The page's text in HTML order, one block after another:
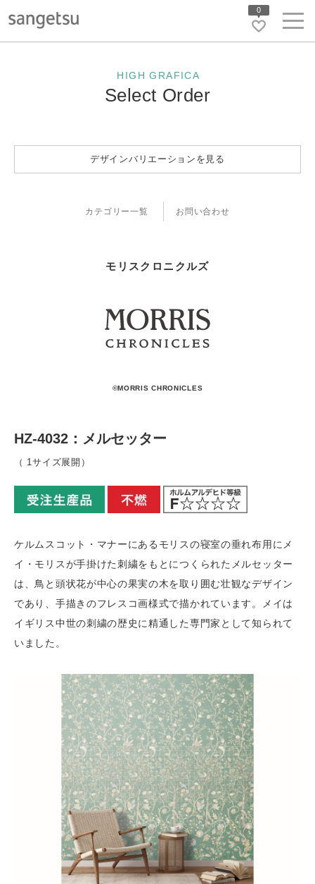
0
HIGH GRAFICA
Select Order
デザインバリエーションを見る
モリスクロニクルズ
©MORRIS CHRONICLES
カテゴリー一覧 お問い合わせ
HZ-4032：メルセッター
（ 1サイズ展開）
ケルムスコット・マナーにあるモリスの寝室の垂れ布用にメ
イ・モリスが手掛けた刺繍をもとにつくられたメルセッター
は、鳥と頭状花が中心の果実の木を取り囲む壮観なデザイン
であり、手描きのフレスコ画様式で描かれています。メイは
イギリス中世の刺繍の歴史に精通した専門家として知られて
いました。